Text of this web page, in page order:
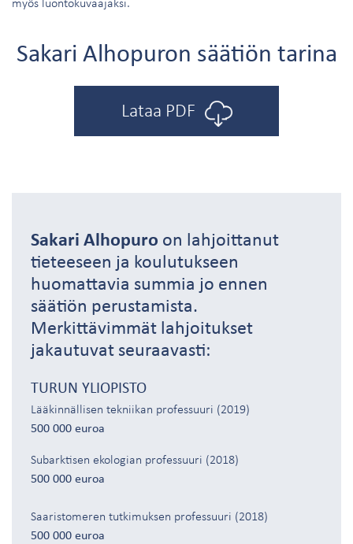
Sakari Alhopuron säätiön tarina
Lataa PDF
Sakari Alhopuro on lahjoittanut
tieteeseen ja koulutukseen
huomattavia summia jo ennen
säätiön perustamista.
Merkittävimmät lahjoitukset
jakautuvat seuraavasti:
TURUN YLIOPISTO
Lääkinnällisen tekniikan professuuri (2019)
500 000 euroa
Subarktisen ekologian professuuri (2018)
500 000 euroa
Saaristomeren tutkimuksen professuuri (2018)
500 000 euroa